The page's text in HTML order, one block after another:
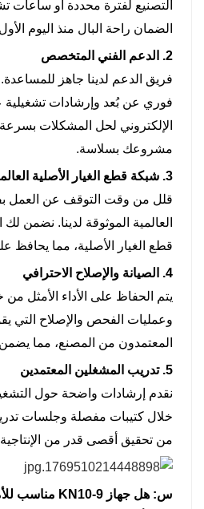
التصنيع لفترة محددة أو ساعات
الضمان راحة البال منذ اليوم
2. الدعم الفني المتخصص
فريق الدعم لدينا جاهز
فوري عن بُعد وإرشادات تشغيلية
الإلكتروني لحل المشكلات
مشروعك بسلاسة.
3. شبكة قطع الغيار الأصلية العالمية
قلل من وقت التوقف عن العمل
العالمية الموثوقة لدينا. نضمن
قطع الغيار الأصلية، مما يحافظ
4. الصيانة والإصلاح الاحترافي
يتم الحفاظ على الأداء الأمثل من
وعمليات الفحص والإصلاح التي
المعتمدون من المصنع، مما يضمن
5. تدريب المشغلين المعتمدين
نقدم إرشادات واضحة حول
خلال كتيبات مفصلة وجلسات
من تحقيق أقصى قدر من
س: هل جهاز KN10-9 مناسب للأماكن المغلقة؟